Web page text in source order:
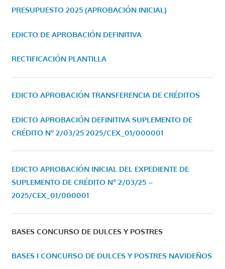
PRESUPUESTO 2025 (APROBACIÓN INICIAL)
EDICTO DE APROBACIÓN DEFINITIVA
RECTIFICACIÓN PLANTILLA
EDICTO APROBACIÓN TRANSFERENCIA DE CRÉDITOS
EDICTO APROBACIÓN DEFINITIVA SUPLEMENTO DE
CRÉDITO Nº 2/03/25 2025/CEX_01/000001
EDICTO APROBACIÓN INICIAL DEL EXPEDIENTE DE
SUPLEMENTO DE CRÉDITO Nº 2/03/25 –
2025/CEX_01/000001
BASES CONCURSO DE DULCES Y POSTRES
BASES I CONCURSO DE DULCES Y POSTRES NAVIDEÑOS